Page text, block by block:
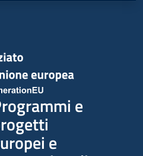
e
e